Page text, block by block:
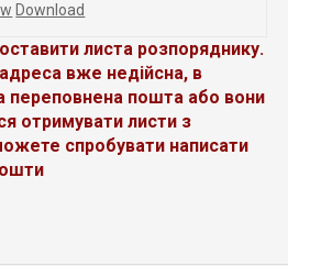
Download
листа розпоряднику.
вже недійсна, в
переповнена пошта або вони
отримувати листи з
спробувати написати